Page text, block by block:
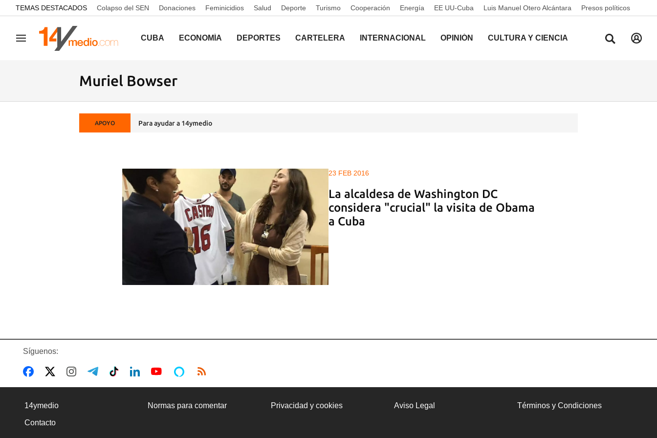
common.go-to-content
TEMAS DESTACADOS Colapso del SEN Donaciones Feminicidios Salud Deporte Turismo Cooperación Energía EE UU-Cuba Luis Manuel Otero Alcántara Presos políticos
Navegación CUBA ECONOMÍA DEPORTES CARTELERA INTERNACIONAL OPINIÓN CULTURA Y CIENCIA
Muriel Bowser
APOYO Para ayudar a 14ymedio
23 FEB 2016
La alcaldesa de Washington DC
considera "crucial" la visita de Obama
a Cuba
Síguenos:
14ymedio Normas para comentar Privacidad y cookies Aviso Legal Términos y Condiciones
Contacto